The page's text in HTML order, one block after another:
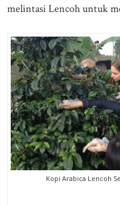
melintasi Lencoh untuk
Kopi Arabica Lencoh